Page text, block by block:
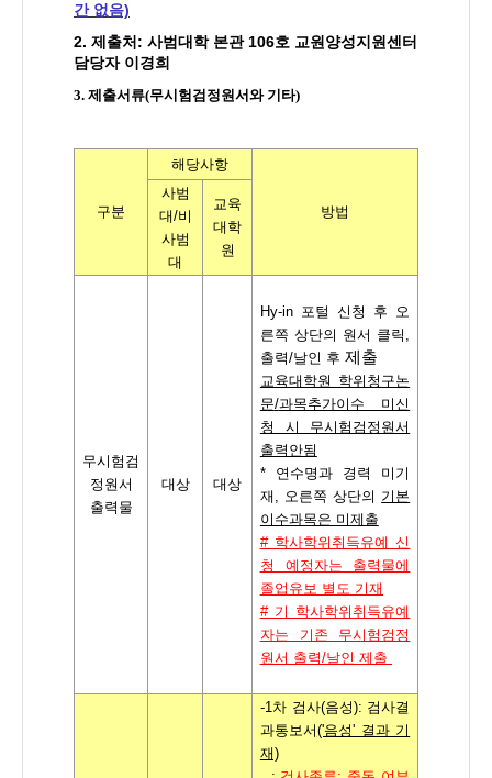
간 없음)
2. 제출처: 사범대학 본관 106호 교원양성지원센터
담당자 이경희
3. 제출서류(무시험검정원서와 기타)
구분
해당사항
방법
사범
대/비
사범
대
교육
대학
원
무시험검
정원서
출력물
대상 대상
Hy-in 포털 신청 후 오
른쪽 상단의 원서 클릭 ,
출력/날인 후 제출
교육대학원 학위청구논
문/과목추가이수 미신
청 시 무시험검정원서
출력안됨
* 연수명과 경력 미기
재 , 오른쪽 상단의 기본
이수과목은 미제출
# 학사학위취득유예 신
청 예정자는 출력물에
졸업유보 별도 기재
# 기 학사학위취득유예
자는 기존 무시험검정
원서 출력/날인 제출
-1차 검사(음성): 검사결
과통보서('음성' 결과 기
재)